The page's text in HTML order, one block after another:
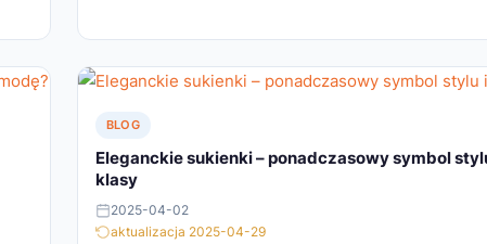
BLOG
Eleganckie sukienki – ponadczasowy symbol
klasy
2025-04-02
aktualizacja 2025-04-29